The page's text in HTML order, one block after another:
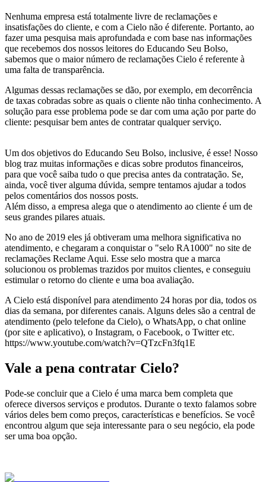
Nenhuma empresa está totalmente livre de reclamações e
insatisfações do cliente, e com a Cielo não é diferente. Portanto, ao
fazer uma pesquisa mais aprofundada e com base nas informações
que recebemos dos nossos leitores do Educando Seu Bolso,
sabemos que o maior número de reclamações Cielo é referente à
uma falta de transparência.
Algumas dessas reclamações se dão, por exemplo, em decorrência
de taxas cobradas sobre as quais o cliente não tinha conhecimento. A
solução para esse problema pode se dar com uma ação por parte do
cliente: pesquisar bem antes de contratar qualquer serviço.
Um dos objetivos do Educando Seu Bolso, inclusive, é esse! Nosso
blog traz muitas informações e dicas sobre produtos financeiros,
para que você saiba tudo o que precisa antes da contratação. Se,
ainda, você tiver alguma dúvida, sempre tentamos ajudar a todos
pelos comentários dos nossos posts.
Além disso, a empresa alega que o atendimento ao cliente é um de
seus grandes pilares atuais.
No ano de 2019 eles já obtiveram uma melhora significativa no
atendimento, e chegaram a conquistar o "selo RA1000" no site de
reclamações Reclame Aqui. Esse selo mostra que a marca
solucionou os problemas trazidos por muitos clientes, e conseguiu
estimular o retorno do cliente e uma boa avaliação.
A Cielo está disponível para atendimento 24 horas por dia, todos os
dias da semana, por diferentes canais. Alguns deles são a central de
atendimento (pelo telefone da Cielo), o WhatsApp, o chat online
(por site e aplicativo), o Instagram, o Facebook, o Twitter etc.
https://www.youtube.com/watch?v=QTzcFn3fq1E
Vale a pena contratar Cielo?
Pode-se concluir que a Cielo é uma marca bem completa que
oferece diversos serviços e produtos. Durante o texto falamos sobre
vários deles bem como preços, características e benefícios. Se você
encontrou algum que seja interessante para o seu negócio, ela pode
ser uma boa opção.